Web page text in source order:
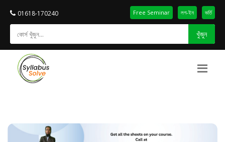
01618-170240
খুঁজুন
Free Seminar লগ-ইন ভর্তি